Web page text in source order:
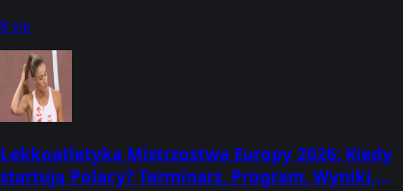
8 sie
Lekkoatletyka Mistrzostwa Europy 2026: Kiedy
startują Polacy? Terminarz, Program, Wyniki,